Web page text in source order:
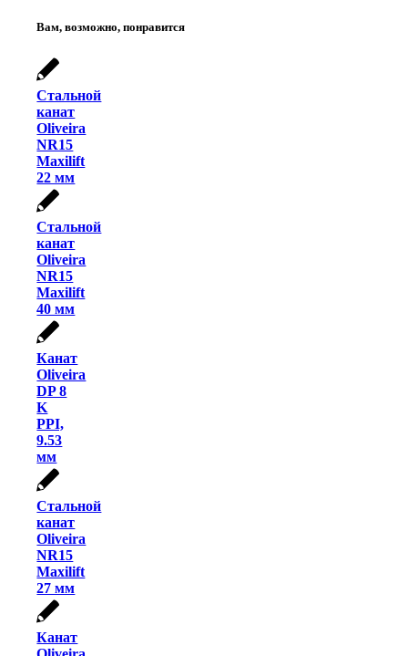
Вам, возможно, понравится
Стальной
канат
Oliveira
NR15
Maxilift
22 мм
Стальной
канат
Oliveira
NR15
Maxilift
40 мм
Канат
Oliveira
DP 8
K
PPI,
9.53
мм
Стальной
канат
Oliveira
NR15
Maxilift
27 мм
Канат